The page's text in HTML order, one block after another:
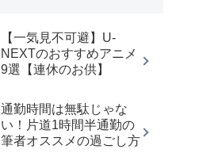
【一気見不可避】U-
NEXTのおすすめアニメ
9選【連休のお供】
通勤時間は無駄じゃな
い！片道1時間半通勤の
筆者オススメの過ごし方